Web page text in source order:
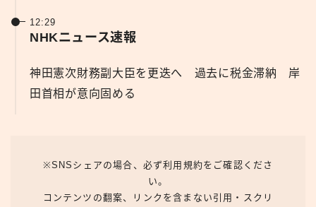
12:29
NHKニュース速報
神田憲次財務副大臣を更迭へ 過去に税金滞納 岸
田首相が意向固める
※SNSシェアの場合、必ず利用規約をご確認くださ
い。
コンテンツの翻案、リンクを含まない引用・スクリ